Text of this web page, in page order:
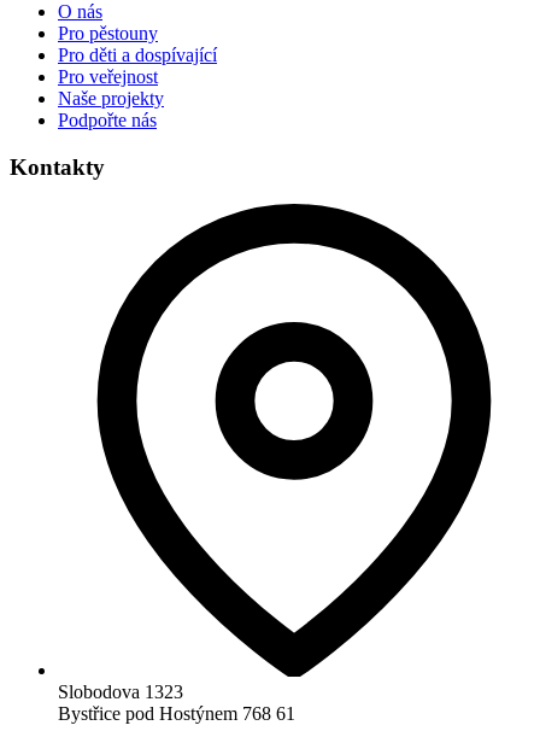
O nás
Pro pěstouny
Pro děti a dospívající
Pro veřejnost
Naše projekty
Podpořte nás
Kontakty
Slobodova 1323
Bystřice pod Hostýnem 768 61